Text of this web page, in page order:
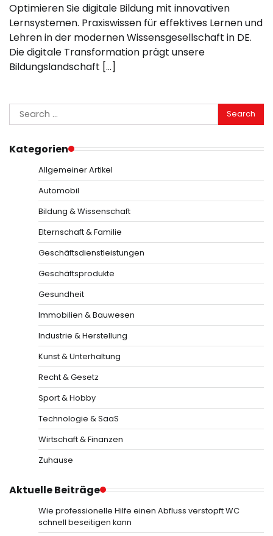
Optimieren Sie digitale Bildung mit innovativen
Lernsystemen. Praxiswissen für effektives Lernen und
Lehren in der modernen Wissensgesellschaft in DE.
Die digitale Transformation prägt unsere
Bildungslandschaft […]
Search
for:
Kategorien
Allgemeiner Artikel
Automobil
Bildung & Wissenschaft
Elternschaft & Familie
Geschäftsdienstleistungen
Geschäftsprodukte
Gesundheit
Immobilien & Bauwesen
Industrie & Herstellung
Kunst & Unterhaltung
Recht & Gesetz
Sport & Hobby
Technologie & SaaS
Wirtschaft & Finanzen
Zuhause
Aktuelle Beiträge
Wie professionelle Hilfe einen Abfluss verstopft WC
schnell beseitigen kann